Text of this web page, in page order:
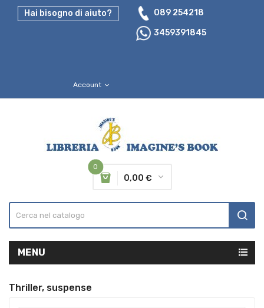
Hai bisogno di aiuto?
089 254218
3459391845
Account expand_more
0
0,00 €
MENU
Thriller, suspense